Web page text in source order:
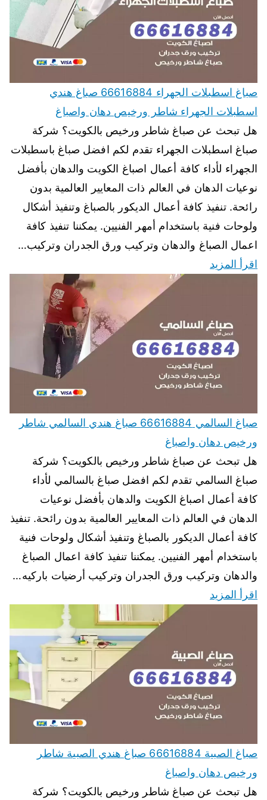
صباغ اسطبلات الجهراء 66616884 صباغ هندي
اسطبلات الجهراء شاطر ورخيص دهان واصباغ
هل تبحث عن صباغ شاطر ورخيص بالكويت؟ شركة
صباغ اسطبلات الجهراء تقدم لكم افضل صباغ باسطبلات
الجهراء لأداء كافة أعمال اصباغ الكويت والدهان بأفضل
نوعيات الدهان في العالم ذات المعايير العالمية بدون
رائحة. تنفيذ كافة أعمال الديكور بالصباغ وتنفيذ أشكال
ولوحات فنية باستخدام أمهر الفنيين. يمكننا تنفيذ كافة
اعمال الصباغ والدهان وتركيب ورق الجدران وتركيب…
اقرأ المزيد
صباغ السالمي 66616884 صباغ هندي السالمي شاطر
ورخيص دهان واصباغ
هل تبحث عن صباغ شاطر ورخيص بالكويت؟ شركة
صباغ السالمي تقدم لكم افضل صباغ بالسالمي لأداء
كافة أعمال اصباغ الكويت والدهان بأفضل نوعيات
الدهان في العالم ذات المعايير العالمية بدون رائحة. تنفيذ
كافة أعمال الديكور بالصباغ وتنفيذ أشكال ولوحات فنية
باستخدام أمهر الفنيين. يمكننا تنفيذ كافة اعمال الصباغ
والدهان وتركيب ورق الجدران وتركيب أرضيات باركيه…
اقرأ المزيد
صباغ الصبية 66616884 صباغ هندي الصبية شاطر
ورخيص دهان واصباغ
هل تبحث عن صباغ شاطر ورخيص بالكويت؟ شركة